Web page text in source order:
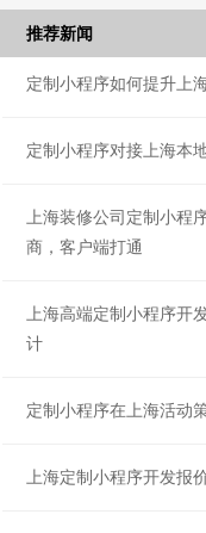
推荐新闻
定制小程序如何提升上
定制小程序对接上海本
上海装修公司定制小程
商，客户端打通
上海高端定制小程序开
计
定制小程序在上海活动
上海定制小程序开发报